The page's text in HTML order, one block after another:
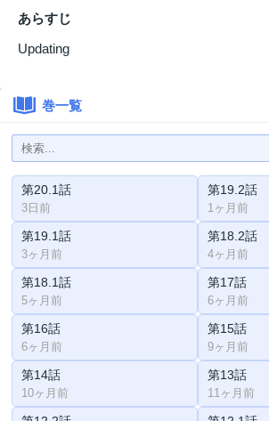
あらすじ
Updating
巻一覧
第20.1話
3日前
第19.2話
1ヶ月前
第19.1話
3ヶ月前
第18.2話
4ヶ月前
第18.1話
5ヶ月前
第17話
6ヶ月前
第16話
6ヶ月前
第15話
9ヶ月前
第14話
10ヶ月前
第13話
11ヶ月前